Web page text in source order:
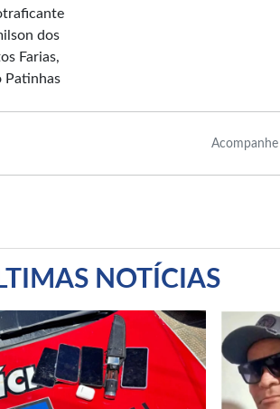
dos
Farias,
Patinhas
NOTÍCIAS